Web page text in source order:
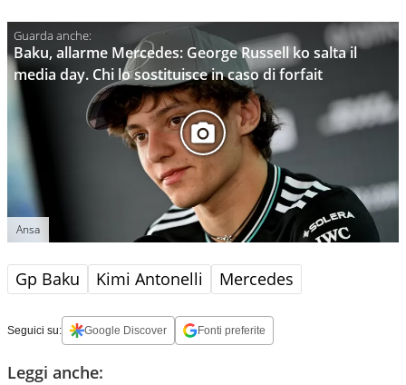
Baku, allarme Mercedes: George Russell ko salta il
media day. Chi lo sostituisce in caso di forfait
Ansa
Gp Baku Kimi Antonelli Mercedes
Seguici su: Google Discover Fonti preferite
Leggi anche: